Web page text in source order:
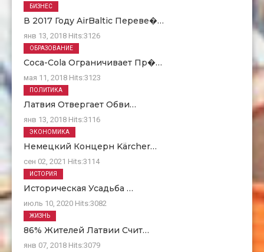
В 2017 Году AirBaltic Переве�…
янв 13, 2018 Hits:3126
БИЗНЕС
Coca-Cola Ограничивает Пр�…
мая 11, 2018 Hits:3123
ОБРАЗОВАНИЕ
Латвия Отвергает Обви…
янв 13, 2018 Hits:3116
ПОЛИТИКА
Немецкий Концерн Kärcher…
сен 02, 2021 Hits:3114
ЭКОНОМИКА
Историческая Усадьба …
июль 10, 2020 Hits:3082
ИСТОРИЯ
86% Жителей Латвии Счит…
янв 07, 2018 Hits:3079
ЖИЗНЬ